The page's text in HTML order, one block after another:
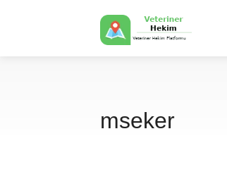
mseker